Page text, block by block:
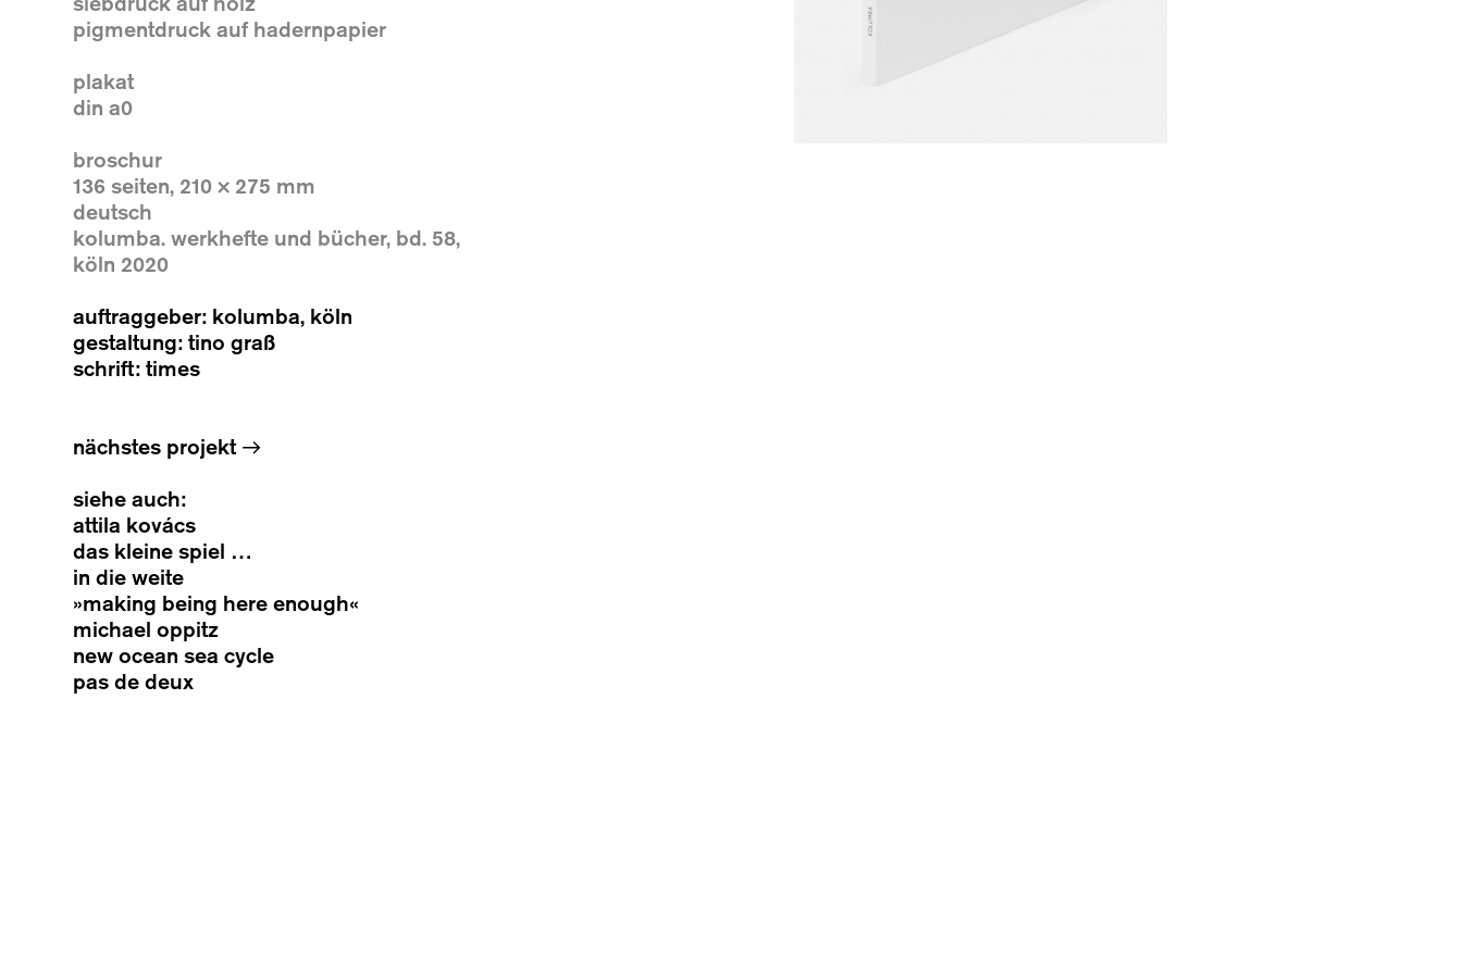
pigmentdruck auf hadernpapier
plakat
din a0
broschur
136 seiten, 210 × 275 mm
deutsch
kolumba. werkhefte und bücher, bd. 58,
köln 2020
auftraggeber: kolumba, köln
gestaltung: tino graß
schrift: times
nächstes projekt →
siehe auch:
attila kovács
das kleine spiel …
in die weite
»making being here enough«
michael oppitz
new ocean sea cycle
pas de deux